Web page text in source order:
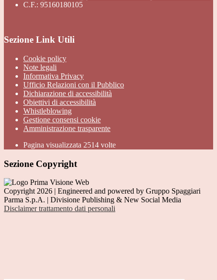
C.F.: 95160180105
Sezione Link Utili
Cookie policy
Note legali
Informativa Privacy
Ufficio Relazioni con il Pubblico
Dichiarazione di accessibilità
Obiettivi di accessibilità
Whistleblowing
Gestione consensi cookie
Amministrazione trasparente
Pagina visualizzata 2514 volte
Sezione Copyright
Copyright 2026 | Engineered and powered by Gruppo Spaggiari
Parma S.p.A. | Divisione Publishing & New Social Media
Disclaimer trattamento dati personali